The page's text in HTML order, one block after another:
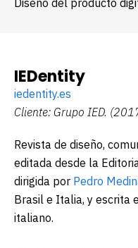
Diseño del producto
IEDentity
iedentity.es
Cliente: Grupo IED.
Revista de diseño,
editada desde la
dirigida por Pedro
Brasil e Italia, y escrita
italiano.